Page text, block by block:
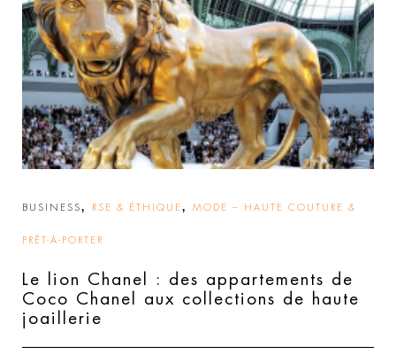
BUSINESS, RSE & ÉTHIQUE , MODE – HAUTE COUTURE &
PRÊT-À-PORTER
Le lion Chanel : des appartements de
Coco Chanel aux collections de haute
joaillerie